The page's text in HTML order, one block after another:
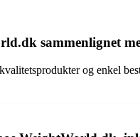
sammenlignet
og enkel